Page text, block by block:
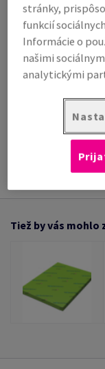
Tiež by vás
INFORMÁCIE O
Tiež by vás mohlo
stránky,
funkcií
Informácie o
našimi
analytickými